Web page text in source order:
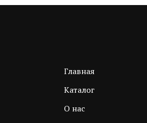
Главная
Каталог
О нас